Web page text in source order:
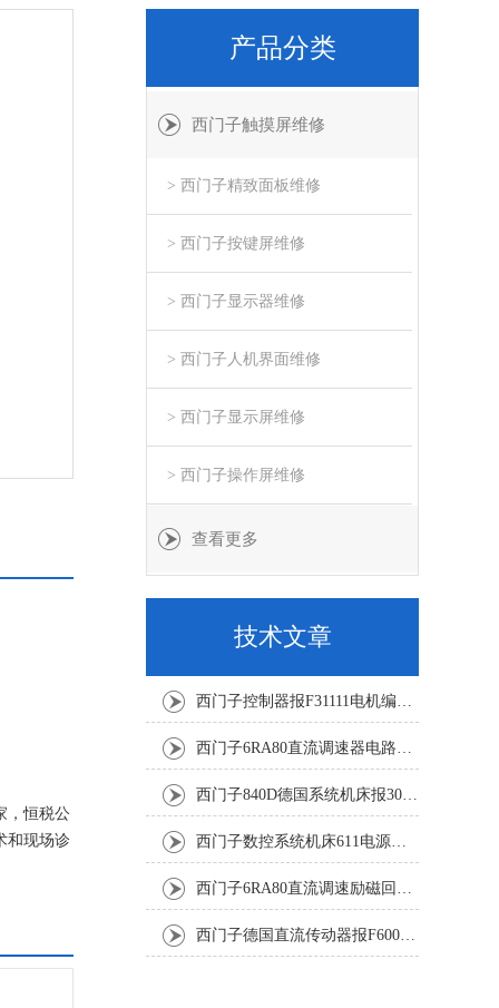
，恒税公
和现场诊
产品分类
西门子触摸屏维修
> 西门子精致面板维修
> 西门子按键屏维修
> 西门子显示器维修
> 西门子人机界面维修
> 西门子显示屏维修
> 西门子操作屏维修
查看更多
技术文章
西门子控制器报F31111电机编码器坏修复解决
西门子6RA80直流调速器电路板坏销售修理单位
西门子840D德国系统机床报300501修复解决
西门子数控系统机床611电源模块灯不显示修复解决
西门子6RA80直流调速励磁回路坏报F60005修复排除
西门子德国直流传动器报F60067高温报警修复排除方法